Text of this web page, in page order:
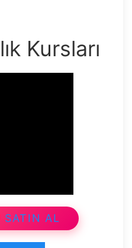
Kursları
SATIN AL